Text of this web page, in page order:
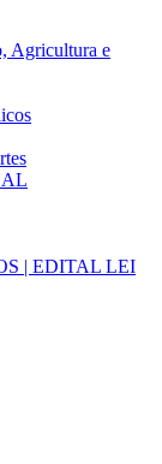
Agricultura e
| EDITAL LEI